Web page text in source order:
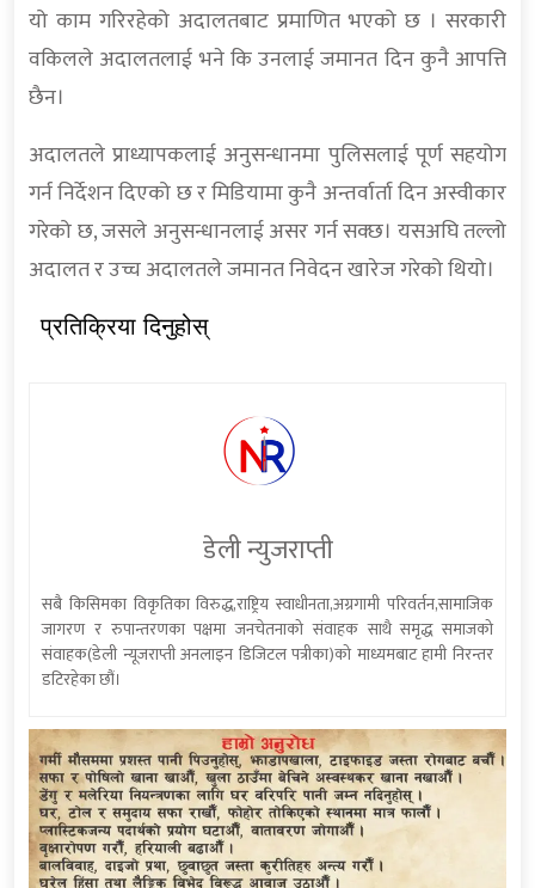
यो काम गरिरहेको अदालतबाट प्रमाणित भएको छ । सरकारी
वकिलले अदालतलाई भने कि उनलाई जमानत दिन कुनै आपत्ति
छैन।
अदालतले प्राध्यापकलाई अनुसन्धानमा पुलिसलाई पूर्ण सहयोग
गर्न निर्देशन दिएको छ र मिडियामा कुनै अन्तर्वार्ता दिन अस्वीकार
गरेको छ, जसले अनुसन्धानलाई असर गर्न सक्छ। यसअघि तल्लो
अदालत र उच्च अदालतले जमानत निवेदन खारेज गरेको थियो।
प्रतिक्रिया दिनुहोस्
डेली न्युजराप्ती
सबै किसिमका विकृतिका विरुद्ध,राष्ट्रिय स्वाधीनता,अग्रगामी परिवर्तन,सामाजिक
जागरण र रुपान्तरणका पक्षमा जनचेतनाको संवाहक साथै समृद्ध समाजको
संवाहक(डेली न्यूजराप्ती अनलाइन डिजिटल पत्रीका)को माध्यमबाट हामी निरन्तर
डटिरहेका छौं।